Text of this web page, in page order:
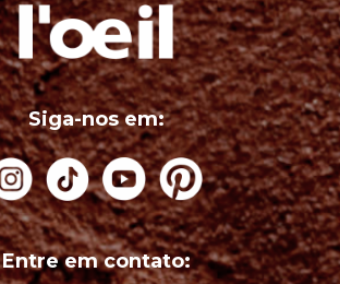
Siga-nos em:
Entre em contato: